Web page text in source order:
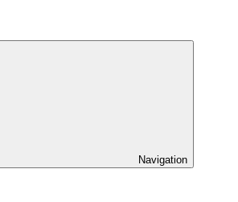
Navigation